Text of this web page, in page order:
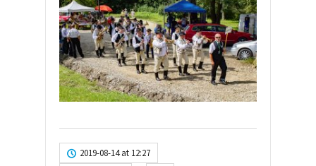
2019-08-14 at 12:27